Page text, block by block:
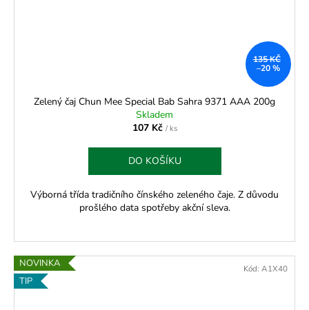
135 KČ
–20 %
Zelený čaj Chun Mee Special Bab Sahra 9371 AAA 200g
Skladem
107 Kč / ks
DO KOŠÍKU
Výborná třída tradičního čínského zeleného čaje. Z důvodu
prošlého data spotřeby akční sleva.
NOVINKA
TIP
Kód: A1X40